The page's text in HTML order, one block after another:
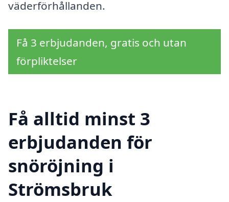
väderförhållanden.
Få 3 erbjudanden, gratis och utan
förpliktelser
Få alltid minst 3
erbjudanden för
snöröjning i
Strömsbruk